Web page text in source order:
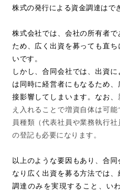
株式の発行による資金調達はで
株式会社では、会社の所有者
ため、広く出資を募っても直
いです。
しかし、合同会社では、出資
は同時に経営者にもなるため
接影響してしまいます。なお、
え入れることで増資自体は可
員種類（代表社員や業務執行
の登記も必要になります。
以上のような要因もあり、合
なり広く出資を募る方法では
調達のみを実現すること、い